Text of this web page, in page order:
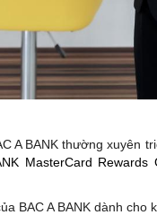
A BANK thường xuyên
MasterCard Rewards
BAC A BANK dành